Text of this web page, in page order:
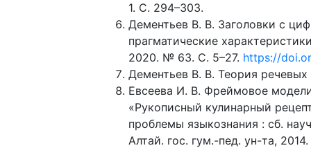
1. С. 294–303.
Дементьев В. В. Заголовки с
прагматические
2020. № 63. С. 5–27. https://
Дементьев В. В. Теория
Евсеева И. В. Фреймовое
«Рукописный кулинарный
проблемы языкознания : сб.
Алтай. гос. гум.-пед. ун-та,